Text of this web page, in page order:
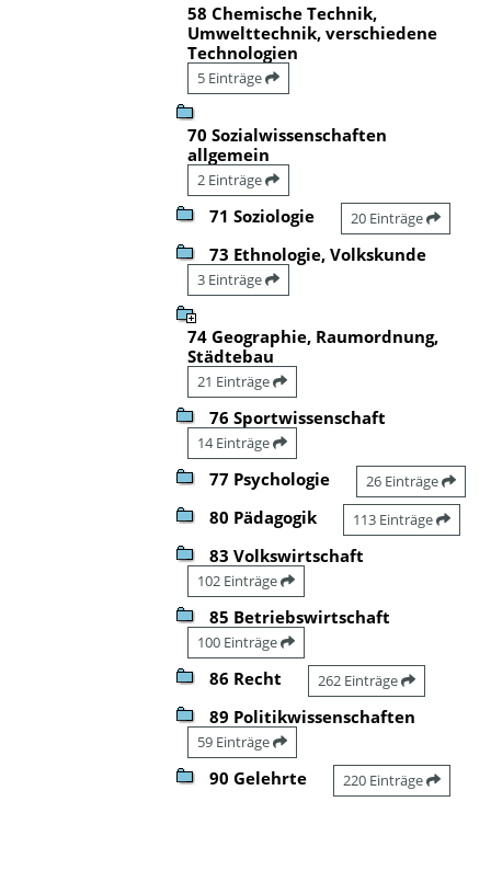
58 Chemische Technik,
Umwelttechnik, verschiedene
Technologien
5 Einträge
70 Sozialwissenschaften
allgemein
2 Einträge
71 Soziologie 20 Einträge
73 Ethnologie, Volkskunde
3 Einträge
74 Geographie, Raumordnung,
Städtebau
21 Einträge
76 Sportwissenschaft
14 Einträge
77 Psychologie 26 Einträge
80 Pädagogik 113 Einträge
83 Volkswirtschaft
102 Einträge
85 Betriebswirtschaft
100 Einträge
86 Recht 262 Einträge
89 Politikwissenschaften
59 Einträge
90 Gelehrte 220 Einträge